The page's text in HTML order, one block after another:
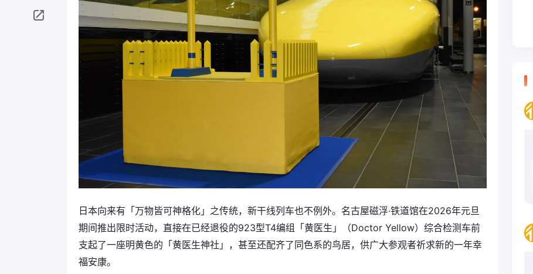
日本向来有「万物皆可神格化」之传统，新干线列车也不例外。名古屋磁浮·铁道馆在2026年元旦
期间推出限时活动，直接在已经退役的923型T4编组「黄医生」（Doctor Yellow）综合检测车前
支起了一座明黄色的「黄医生神社」，甚至还配齐了同色系的鸟居，供广大参观者祈求新的一年幸
福安康。